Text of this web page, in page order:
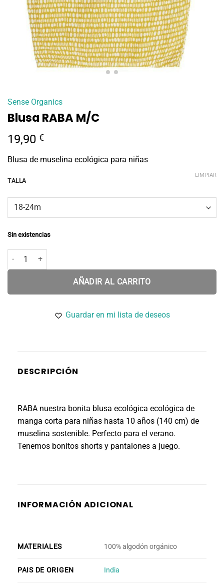
Sense Organics
Blusa RABA M/C
19,90 €
Blusa de muselina ecológica para niñas
TALLA
LIMPIAR
Sin existencias
Blusa RABA M/C cantidad
AÑADIR AL CARRITO
Guardar en mi lista de deseos
DESCRIPCIÓN
RABA nuestra bonita blusa ecológica ecológica de
manga corta para niñas hasta 10 años (140 cm) de
muselina sostenible. Perfecto para el verano.
Tenemos bonitos shorts y pantalones a juego.
INFORMACIÓN ADICIONAL
MATERIALES 100% algodón orgánico
PAIS DE ORIGEN India